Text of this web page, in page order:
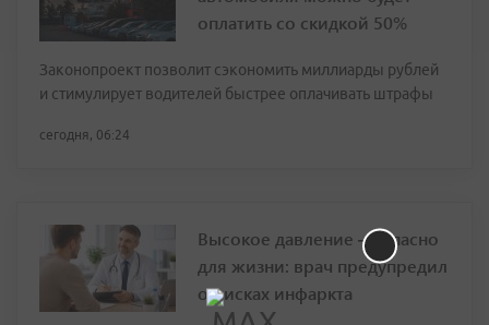
оплатить со скидкой 50%
Законопроект позволит сэкономить миллиарды рублей
и стимулирует водителей быстрее оплачивать штрафы
сегодня, 06:24
Высокое давление — опасно
для жизни: врач предупредил
о рисках инфаркта